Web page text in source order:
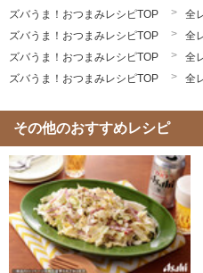
ズバうま！おつまみレシピTOP
全
ズバうま！おつまみレシピTOP
全
ズバうま！おつまみレシピTOP
全
ズバうま！おつまみレシピTOP
全
その他のおすすめレシピ